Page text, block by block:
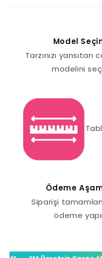
Model
Tarzınızı yansıtan
modelini
Ödeme
Siparişi
ödeme